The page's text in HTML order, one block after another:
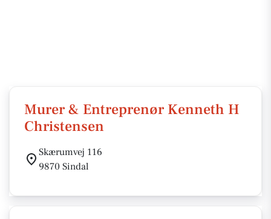
Murer & Entreprenør Kenneth H
Christensen
Skærumvej 116
9870 Sindal